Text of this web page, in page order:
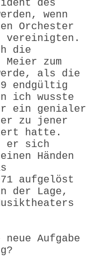
des
wenn
Orchester
vereinigten.
die
zum
als die
endgültig
ich wusste
ein genialer
zu jener
hatte.
er sich
Händen
aufgelöst
der Lage,
Aufgabe